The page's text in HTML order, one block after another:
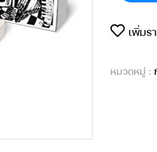
เพิ่มร
หมวดหมู่ :